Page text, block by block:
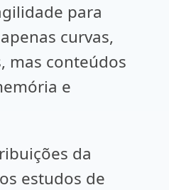
para
curvas,
mas conteúdos
e
da
estudos de